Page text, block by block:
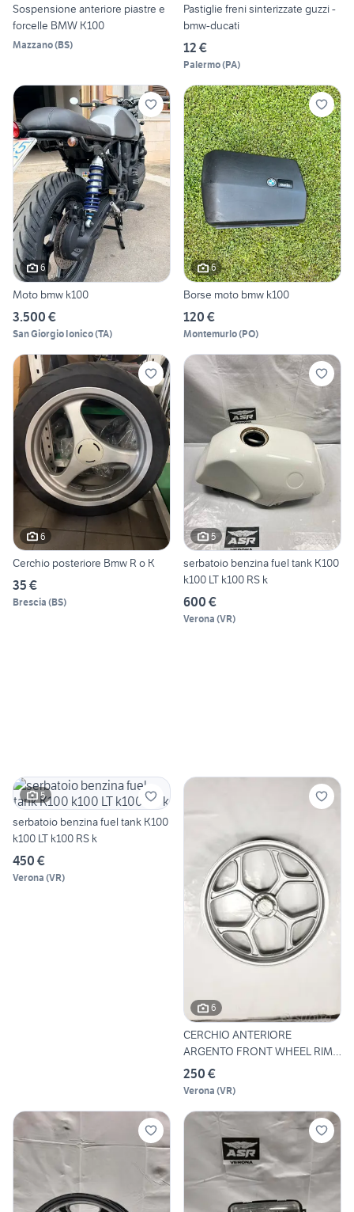
Sospensione anteriore piastre e
forcelle BMW K100
Mazzano(BS)
Pastiglie freni sinterizzate guzzi -
bmw-ducati
12 €
Palermo(PA)
6
Moto bmw k100
3.500 €
San Giorgio Ionico(TA)
6
Borse moto bmw k100
120 €
Montemurlo(PO)
6
Cerchio posteriore Bmw R o K
35 €
Brescia (BS)
5
serbatoio benzina fuel tank K100
k100 LT k100 RS k
600 €
Verona (VR)
5
serbatoio benzina fuel tank K100
k100 LT k100 RS k
450 €
Verona (VR)
6
CERCHIO ANTERIORE
ARGENTO FRONT WHEEL RIM
BMW K75
250 €
Verona (VR)